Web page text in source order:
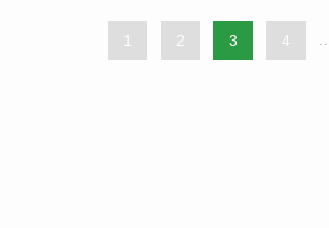
1 2 3 4